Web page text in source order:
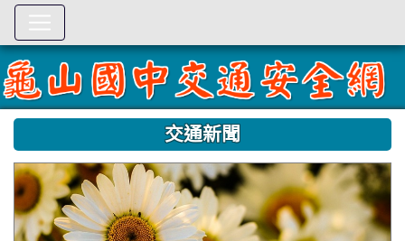
::: 交通新聞
「腳踏車騎斑馬線」要罰！一覽你不知道的單車違規行為